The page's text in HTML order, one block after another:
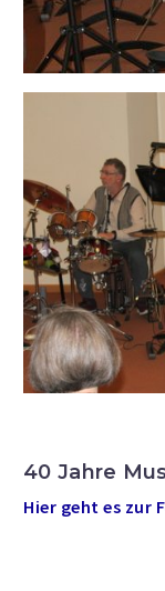
40 Jahre
Hier geht es zur